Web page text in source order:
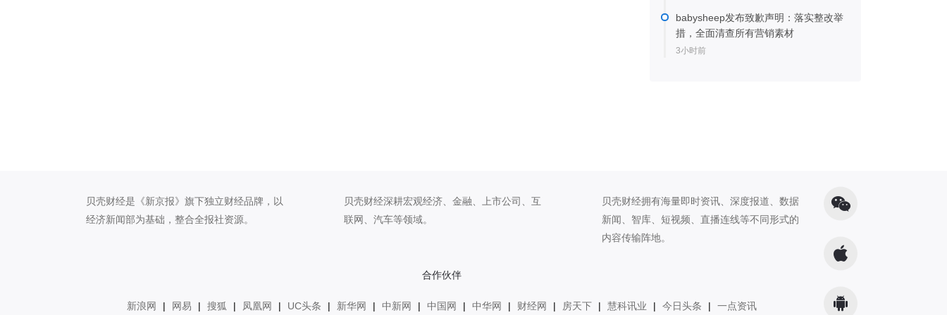
babysheep发布致歉声明：落实整改举
措，全面清查所有营销素材
3小时前
贝壳财经是《新京报》旗下独立财经品牌，以
经济新闻部为基础，整合全报社资源。
贝壳财经深耕宏观经济、金融、上市公司、互
联网、汽车等领域。
贝壳财经拥有海量即时资讯、深度报道、数据
新闻、智库、短视频、直播连线等不同形式的
内容传输阵地。
合作伙伴
新浪网 | 网易 | 搜狐 | 凤凰网 | UC头条 | 新华网 | 中新网 | 中国网 | 中华网 | 财经网 | 房天下 | 慧科讯业 | 今日头条 | 一点资讯